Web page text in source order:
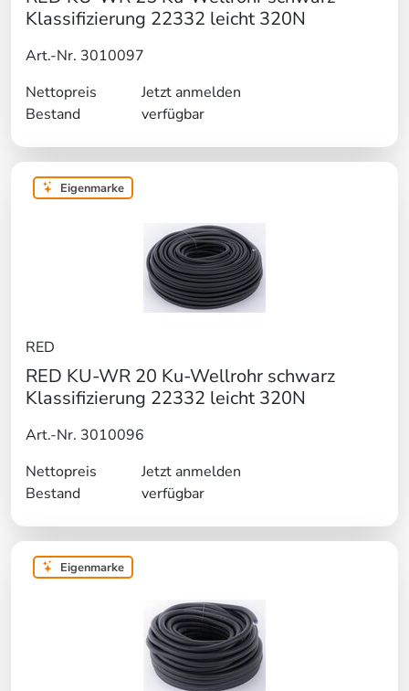
Klassifizierung 22332 leicht 320N
Art.-Nr. 3010097
Nettopreis
Jetzt anmelden
Bestand
verfügbar
Eigenmarke
RED
RED KU-WR 20 Ku-Wellrohr schwarz
Klassifizierung 22332 leicht 320N
Art.-Nr. 3010096
Nettopreis
Jetzt anmelden
Bestand
verfügbar
Eigenmarke